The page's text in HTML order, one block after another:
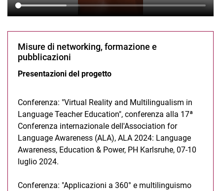
Misure di networking, formazione e
pubblicazioni
Presentazioni del progetto
Conferenza: "Virtual Reality and Multilingualism in
Language Teacher Education", conferenza alla 17ª
Conferenza internazionale dell'Association for
Language Awareness (ALA), ALA 2024: Language
Awareness, Education & Power, PH Karlsruhe, 07-10
luglio 2024.
Conferenza: "Applicazioni a 360° e multilinguismo